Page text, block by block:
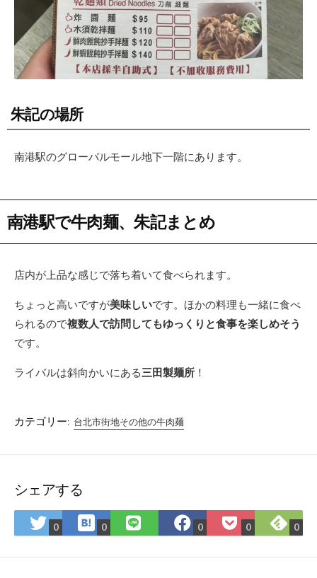
朱記の場所
南港駅のグローバルモール地下一階にあります。
南港駅で牛肉麺、朱記まとめ
店内が上品な感じで落ち着いて食べられます。
ちょっと高いですが美味しいです。ほかの料理も一緒に食べ
られるので複数人で訪問してもゆっくりと食事を楽しめそう
です。
ライバルは斜向かいにある三田製麺所 ！
カテゴリー: 台北市街地その他の牛肉麺
シェアする
Twitter
で
0 は
て
0
LINE
で
Facebook
で
0
Pocket
に
0
で
0